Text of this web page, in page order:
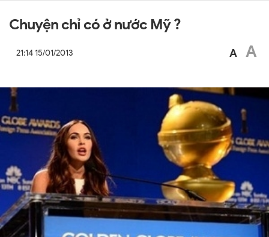
Chuyện chỉ có ở nước Mỹ ?
21:14 15/01/2013 A A